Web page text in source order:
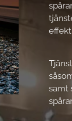
samt